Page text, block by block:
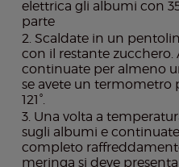
elettrica gli albumi con
parte
Scaldate in un
con il restante
continuate per almeno
se avete un termometro
121°.
Una volta a
sugli albumi e
completo
meringa si deve